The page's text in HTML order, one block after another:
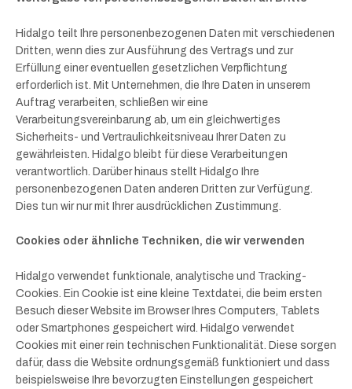
Hidalgo teilt Ihre personenbezogenen Daten mit verschiedenen
Dritten, wenn dies zur Ausführung des Vertrags und zur
Erfüllung einer eventuellen gesetzlichen Verpflichtung
erforderlich ist. Mit Unternehmen, die Ihre Daten in unserem
Auftrag verarbeiten, schließen wir eine
Verarbeitungsvereinbarung ab, um ein gleichwertiges
Sicherheits- und Vertraulichkeitsniveau Ihrer Daten zu
gewährleisten. Hidalgo bleibt für diese Verarbeitungen
verantwortlich. Darüber hinaus stellt Hidalgo Ihre
personenbezogenen Daten anderen Dritten zur Verfügung.
Dies tun wir nur mit Ihrer ausdrücklichen Zustimmung.
Cookies oder ähnliche Techniken, die wir verwenden
Hidalgo verwendet funktionale, analytische und Tracking-
Cookies. Ein Cookie ist eine kleine Textdatei, die beim ersten
Besuch dieser Website im Browser Ihres Computers, Tablets
oder Smartphones gespeichert wird. Hidalgo verwendet
Cookies mit einer rein technischen Funktionalität. Diese sorgen
dafür, dass die Website ordnungsgemäß funktioniert und dass
beispielsweise Ihre bevorzugten Einstellungen gespeichert